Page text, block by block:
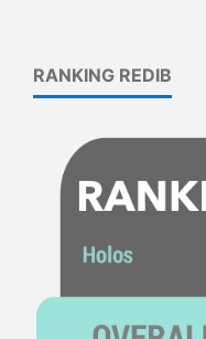
RANKING REDIB